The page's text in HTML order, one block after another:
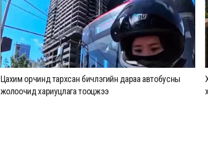
ХААН Банк Ногоон нуур орчмыг тохижуулж, цэцэрлэгт
хүрээлэн байгуулна